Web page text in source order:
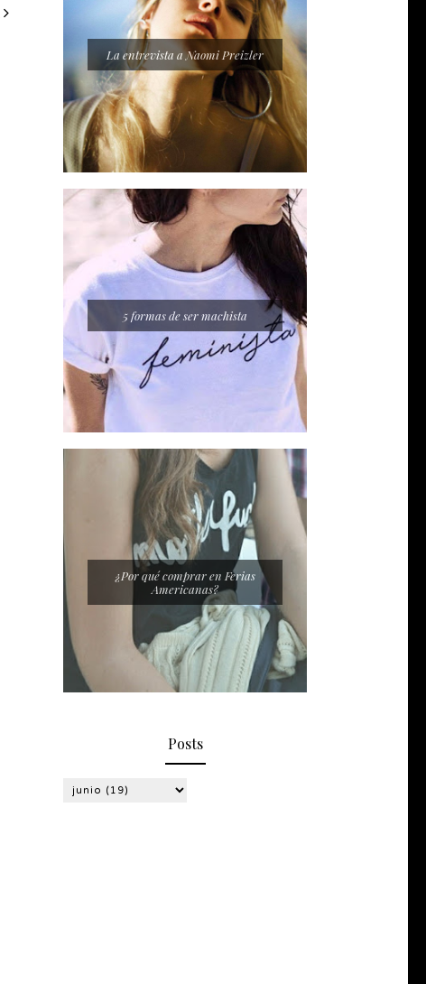
La entrevista a Naomi Preizler
5 formas de ser machista
¿Por qué comprar en Ferias
Americanas?
Posts